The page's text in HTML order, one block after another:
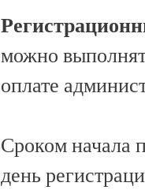
можно
оплате
Сроком начала
день